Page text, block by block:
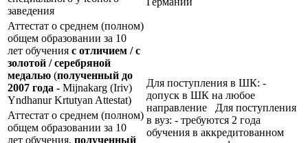
заведения
Аттестат о среднем (полном)
общем образовании за 10
лет обучения с отличием / с
золотой / серебряной
медалью (полученный до
2007 года - Mijnakarg (Iriv)
Yndhanur Krtutyan Attestat)
Для поступления в ШК: -
допуск в ШК на любое
направление Для поступления
в вуз: - требуются 2 года
обучения в аккредитованном
Аттестат о среднем (полном)
общем образовании за 10
лет обучения, полученный